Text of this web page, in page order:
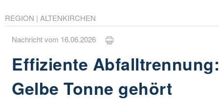
REGION | ALTENKIRCHEN
Nachricht vom 16.06.2026
Effiziente
Gelbe Tonne gehört